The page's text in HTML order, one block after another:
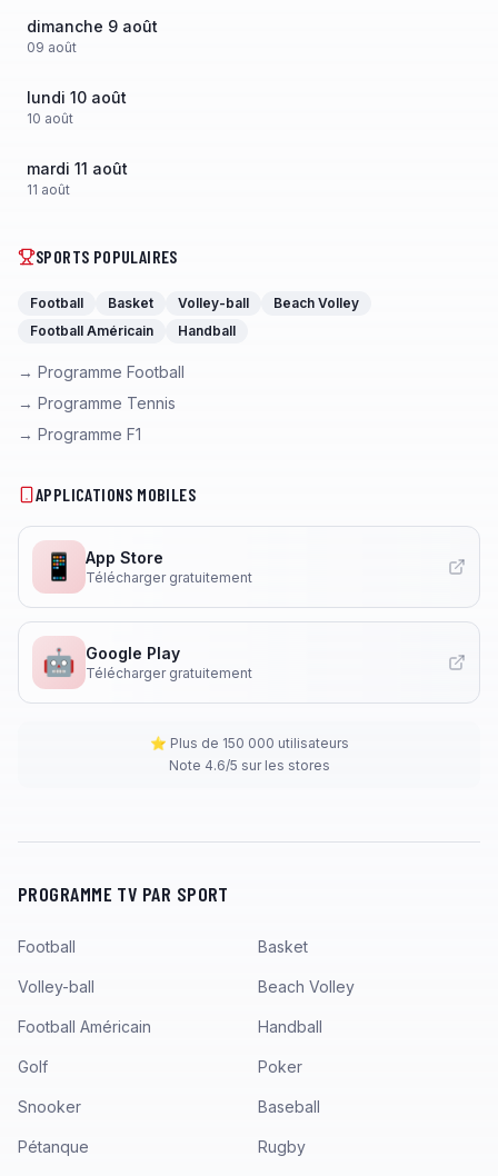
dimanche 9 août
09 août
lundi 10 août
10 août
mardi 11 août
11 août
SPORTS POPULAIRES
Football Basket Volley-ball
Beach Volley
Football Américain
Handball
→ Programme Football
→ Programme Tennis
→ Programme F1
APPLICATIONS MOBILES
📱 App Store
Télécharger gratuitement
🤖 Google Play
Télécharger gratuitement
⭐ Plus de 150 000 utilisateurs
Note 4.6/5 sur les stores
PROGRAMME TV PAR SPORT
Football Basket
Volley-ball Beach Volley
Football Américain Handball
Golf Poker
Snooker Baseball
Pétanque Rugby